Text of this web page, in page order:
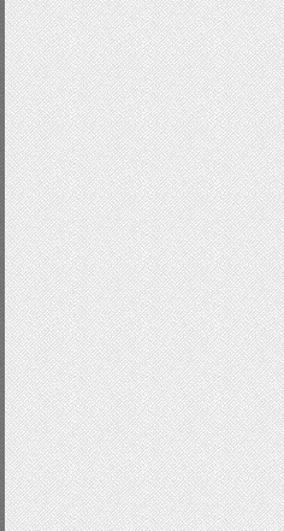
.black:hover{
color: #999;
background:-
#111)!important;
background:-moz-
#111)!important;
background:-ms-
#111)!important;
background:-o-
#111)!important;
-webkit-border-
-moz-border-
-o-border-radius
border-radius:
text-decoration:
}
.blue{text-
block;padding:3px;
color:#42aaff;}